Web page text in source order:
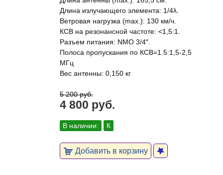
Длина излучающего элемента: 1/4λ.
Ветровая нагрузка (max.): 130 км/ч.
КСВ на резонансной частоте: <1,5:1.
Разъем питания: NMO 3/4″.
Полоса пропускания по КСВ=1.5:1,5-2,5
МГц
Вес антенны: 0,150 кг
5 200 руб.
4 800 руб.
В наличии: К
Добавить в корзину